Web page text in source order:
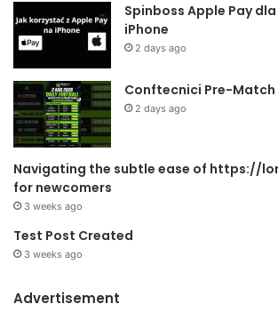
Spinboss Apple Pay
iPhone
2 days ago
Conftecnici Pre-Match
2 days ago
Navigating the subtle ease of https://
for newcomers
3 weeks ago
Test Post Created
3 weeks ago
Advertisement